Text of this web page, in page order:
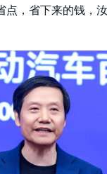
点，省下来的钱，